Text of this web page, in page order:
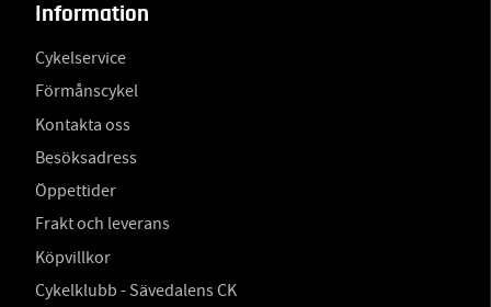
Information
Cykelservice
Förmånscykel
Kontakta oss
Besöksadress
Öppettider
Frakt och leverans
Köpvillkor
Cykelklubb - Sävedalens CK